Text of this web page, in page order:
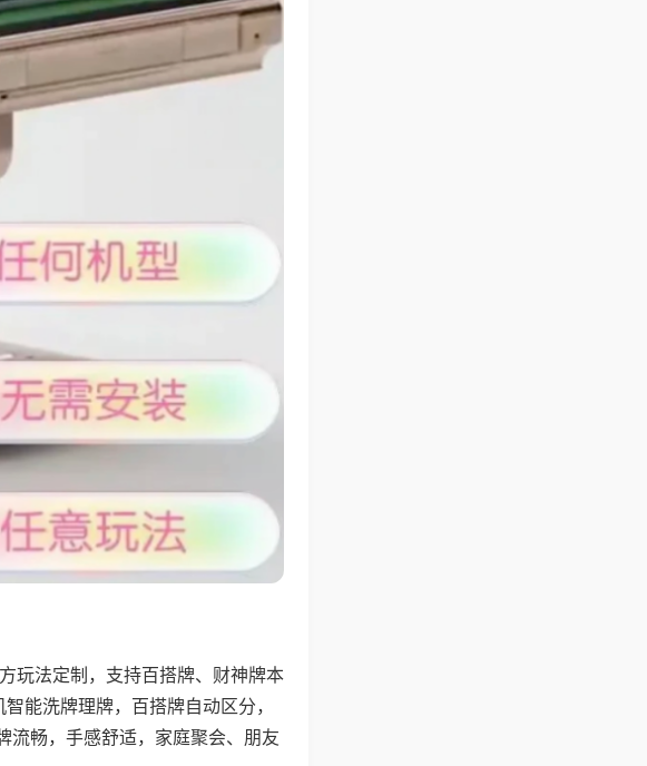
玩法定制，支持百搭牌、财神牌本
能洗牌理牌，百搭牌自动区分，
流畅，手感舒适，家庭聚会、朋友